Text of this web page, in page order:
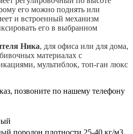
его можно поднять или
и встроенный механизм
его в выбранном
Ника, для офиса или для дома,
материалах с
мультиблок, топ-ган люкс
позвоните по нашему телефону
поролон плотности 25-40 кг/м3.